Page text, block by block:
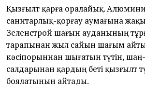
Қызғылт қарға оралайық.
санитарлық-қорғау аумағына
Зеленстрой шағын ауданының
тарапынан жыл сайын шағым
кәсіпорыннан шығатын түтін,
салдарынан қардың беті қызғылт
боялатынын айтады.